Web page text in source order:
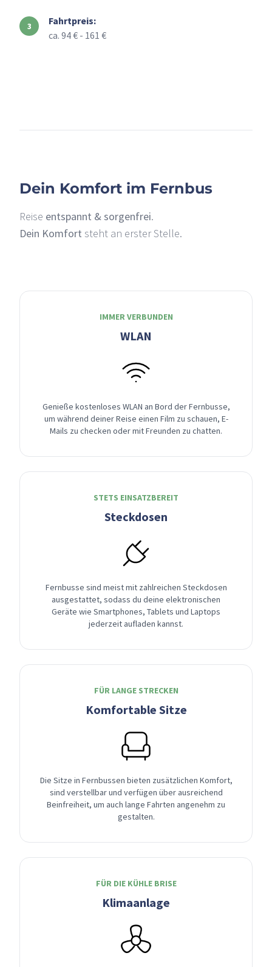
Fahrtpreis:
ca. 94 € - 161 €
Dein Komfort im Fernbus
Reise entspannt & sorgenfrei.
Dein Komfort steht an erster Stelle.
IMMER VERBUNDEN
WLAN
Genieße kostenloses WLAN an Bord der Fernbusse,
um während deiner Reise einen Film zu schauen, E-
Mails zu checken oder mit Freunden zu chatten.
STETS EINSATZBEREIT
Steckdosen
Fernbusse sind meist mit zahlreichen Steckdosen
ausgestattet, sodass du deine elektronischen
Geräte wie Smartphones, Tablets und Laptops
jederzeit aufladen kannst.
FÜR LANGE STRECKEN
Komfortable Sitze
Die Sitze in Fernbussen bieten zusätzlichen Komfort,
sind verstellbar und verfügen über ausreichend
Beinfreiheit, um auch lange Fahrten angenehm zu
gestalten.
FÜR DIE KÜHLE BRISE
Klimaanlage